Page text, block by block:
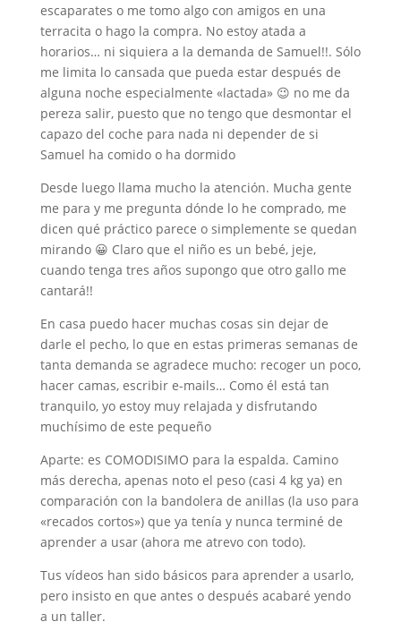
escaparates o me tomo algo con amigos en una
terracita o hago la compra. No estoy atada a
horarios… ni siquiera a la demanda de Samuel!!. Sólo
me limita lo cansada que pueda estar después de
alguna noche especialmente «lactada» 😉 no me da
pereza salir, puesto que no tengo que desmontar el
capazo del coche para nada ni depender de si
Samuel ha comido o ha dormido
Desde luego llama mucho la atención. Mucha gente
me para y me pregunta dónde lo he comprado, me
dicen qué práctico parece o simplemente se quedan
mirando 😀 Claro que el niño es un bebé, jeje,
cuando tenga tres años supongo que otro gallo me
cantará!!
En casa puedo hacer muchas cosas sin dejar de
darle el pecho, lo que en estas primeras semanas de
tanta demanda se agradece mucho: recoger un poco,
hacer camas, escribir e-mails… Como él está tan
tranquilo, yo estoy muy relajada y disfrutando
muchísimo de este pequeño
Aparte: es COMODISIMO para la espalda. Camino
más derecha, apenas noto el peso (casi 4 kg ya) en
comparación con la bandolera de anillas (la uso para
«recados cortos») que ya tenía y nunca terminé de
aprender a usar (ahora me atrevo con todo).
Tus vídeos han sido básicos para aprender a usarlo,
pero insisto en que antes o después acabaré yendo
a un taller.